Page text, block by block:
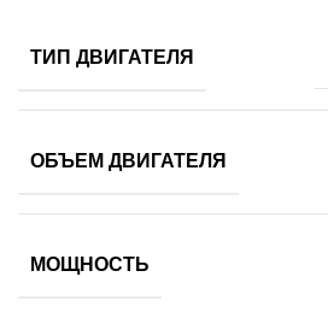
ТИП ДВИГАТЕЛЯ
ОБЪЕМ ДВИГАТЕЛЯ
МОЩНОСТЬ